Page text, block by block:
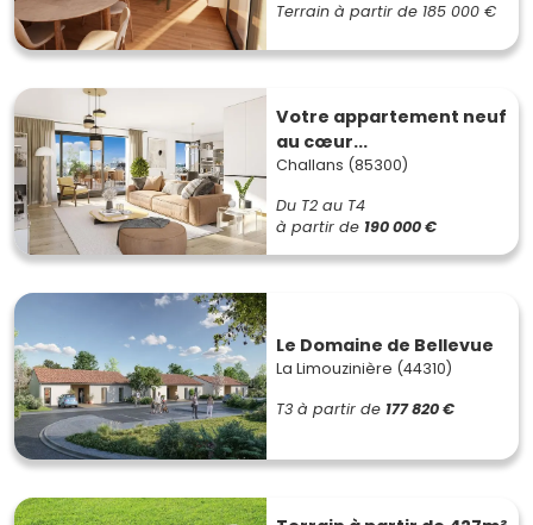
Terrain à partir de 185 000 €
Votre appartement neuf
au cœur...
Challans (85300)
Du T2 au T4
à partir de 190 000 €
Le Domaine de Bellevue
La Limouzinière (44310)
T3 à partir de 177 820 €